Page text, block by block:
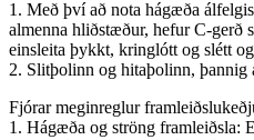
1. Með því að nota hágæða
almenna hliðstæður, hefur C-gerð
einsleita þykkt, kringlótt og slétt
2. Slitþolinn og hitaþolinn, þannig
Fjórar meginreglur
1. Hágæða og ströng framleiðsla: